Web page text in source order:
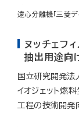
遠心分離機「三菱デ
ヌッチェフ
抽出用途向
国立研究開発法
イオジェット燃
工程の技術開発